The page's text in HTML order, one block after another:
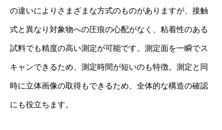
の違いによりさまざまな方式のものがありますが、接触
式と異なり対象物への圧痕の心配がなく、粘着性のある
試料でも精度の高い測定が可能です。測定面を一瞬でス
キャンできるため、測定時間が短いのも特徴。測定と同
時に立体画像の取得もできるため、全体的な構造の確認
にも役立ちます。